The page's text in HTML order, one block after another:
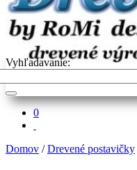
Vyhľadavanie:
0
Domov /Drevené postavičky